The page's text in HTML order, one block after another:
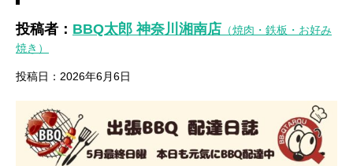
投稿者： BBQ太郎 神奈川湘南店 （焼肉・鉄板・お好み
焼き）
投稿日：2026年6月6日